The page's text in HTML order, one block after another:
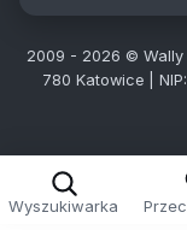
2009 - 2026 © Wally
780 Katowice |
Wyszukiwarka